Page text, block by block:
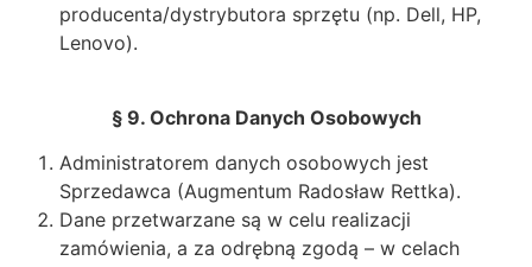
producenta/dystrybutora sprzętu (np. Dell, HP,
Lenovo).
§ 9. Ochrona Danych Osobowych
Administratorem danych osobowych jest
Sprzedawca (Augmentum Radosław Rettka).
Dane przetwarzane są w celu realizacji
zamówienia, a za odrębną zgodą – w celach